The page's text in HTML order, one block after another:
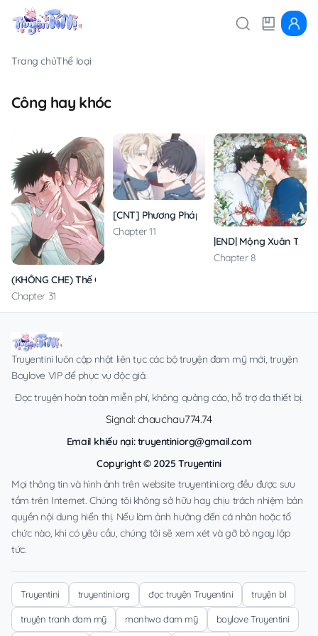
Trang chủThể loại
Công hay khóc
(KHÔNG CHE) Thế Giới Của Tôi
Chapter 31
[CNT] Phương Pháp Nhắm Trúng X
Chapter 11
|END| Mộng Xuân Thì
Chapter 8
Truyentini luôn cập nhật liên tục các bộ truyện đam mỹ mới, truyện
Boylove VIP để phục vụ độc giả.
Đọc truyện hoàn toàn miễn phí, không quảng cáo, hỗ trợ đa thiết bị.
Signal: chauchau774.74
Email khiếu nại:truyentiniorg@gmail.com
Copyright © 2025 Truyentini
Mọi thông tin và hình ảnh trên website truyentini.org đều được sưu
tầm trên Internet. Chúng tôi không sở hữu hay chịu trách nhiệm bản
quyền nội dung hiển thị. Nếu làm ảnh hưởng đến cá nhân hoặc tổ
chức nào, khi có yêu cầu, chúng tôi sẽ xem xét và gỡ bỏ ngay lập
tức.
Truyentini truyentini.org đọc truyện Truyentini truyện bl
truyện tranh đam mỹ manhwa đam mỹ boylove Truyentini